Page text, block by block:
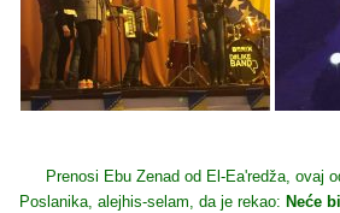
Prenosi Ebu Zenad od El-Ea'redža, ovaj
Poslanika, alejhis-selam, da je rekao: Neće